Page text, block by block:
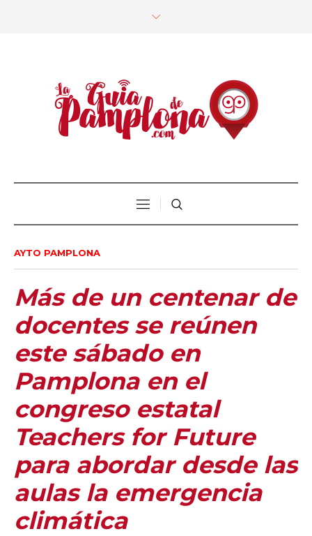
AYTO PAMPLONA
Más de un centenar de
docentes se reúnen
este sábado en
Pamplona en el
congreso estatal
Teachers for Future
para abordar desde las
aulas la emergencia
climática